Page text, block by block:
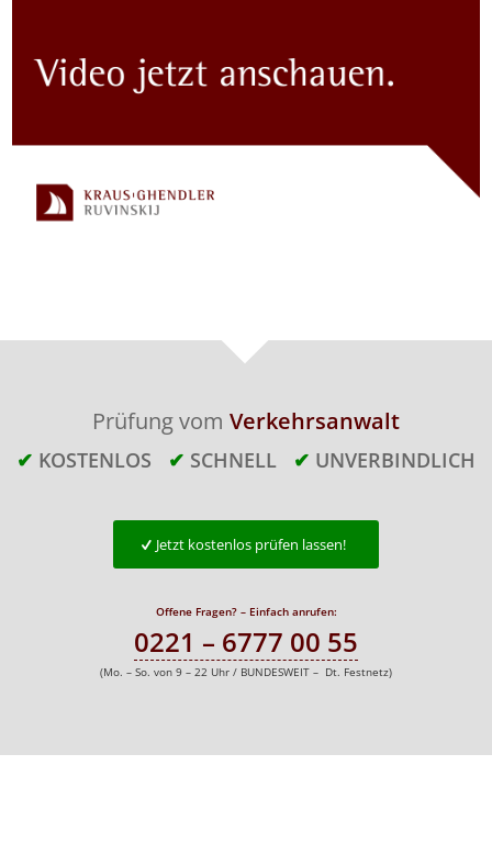
Prüfung vom Verkehrsanwalt
✔ KOSTENLOS ✔ SCHNELL ✔ UNVERBINDLICH
Jetzt kostenlos prüfen lassen!
Offene Fragen? – Einfach anrufen:
0221 – 6777 00 55
(Mo. – So. von 9 – 22 Uhr / BUNDESWEIT – Dt. Festnetz)